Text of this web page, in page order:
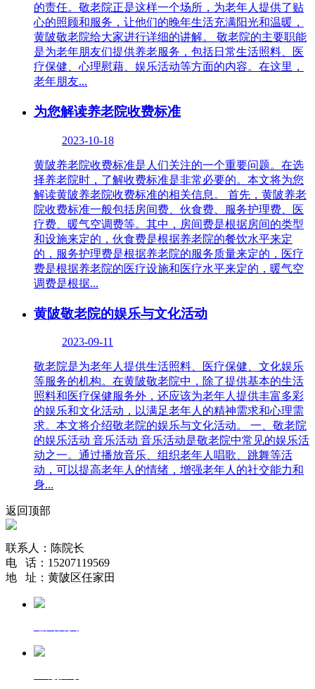
的责任。敬老院正是这样一个场所，为老年人提供了贴
心的照顾和服务，让他们的晚年生活充满阳光和温暖，
黄陂敬老院给大家进行详细的讲解。 敬老院的主要职能
是为老年朋友们提供养老服务，包括日常生活照料、医
疗保健、心理慰藉、娱乐活动等方面的内容。在这里，
老年朋友...
为您解读养老院收费标准
2023-10-18
黄陂养老院收费标准是人们关注的一个重要问题。在选
择养老院时，了解收费标准是非常必要的。本文将为您
解读黄陂养老院收费标准的相关信息。 首先，黄陂养老
院收费标准一般包括房间费、伙食费、服务护理费、医
疗费、暖气空调费等。其中，房间费是根据房间的类型
和设施来定的，伙食费是根据养老院的餐饮水平来定
的，服务护理费是根据养老院的服务质量来定的，医疗
费是根据养老院的医疗设施和医疗水平来定的，暖气空
调费是根据...
黄陂敬老院的娱乐与文化活动
2023-09-11
敬老院是为老年人提供生活照料、医疗保健、文化娱乐
等服务的机构。在黄陂敬老院中，除了提供基本的生活
照料和医疗保健服务外，还应该为老年人提供丰富多彩
的娱乐和文化活动，以满足老年人的精神需求和心理需
求。本文将介绍敬老院的娱乐与文化活动。 一、敬老院
的娱乐活动 音乐活动 音乐活动是敬老院中常见的娱乐活
动之一。通过播放音乐、组织老年人唱歌、跳舞等活
动，可以提高老年人的情绪，增强老年人的社交能力和
身...
返回顶部
联系人：陈院长
电 话：15207119569
地 址：黄陂区任家田